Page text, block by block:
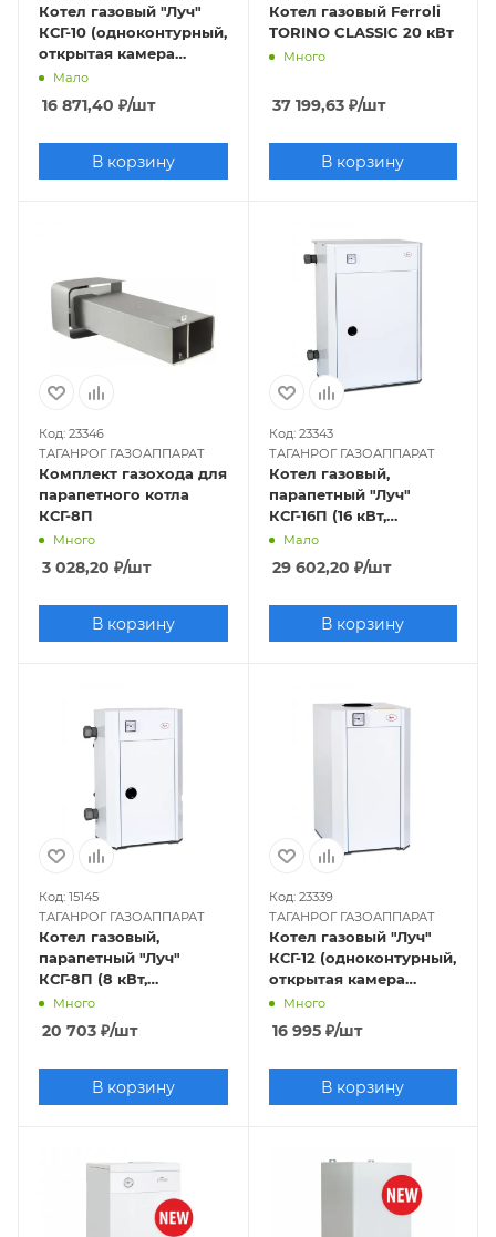
Котел газовый "Луч"
КСГ-10 (одноконтурный,
открытая камера
сгорания)
Мало
16 871,40 ₽/шт
В корзину
Котел газовый Ferroli
TORINO CLASSIC 20 кВт
Много
37 199,63₽/шт
В корзину
Код: 23346
ТАГАНРОГ ГАЗОАППАРАТ
Комплект газохода для
парапетного котла
КСГ-8П
Много
3 028,20 ₽/шт
В корзину
Код: 23343
ТАГАНРОГ ГАЗОАППАРАТ
Котел газовый,
парапетный "Луч"
КСГ-16П (16 кВт,
одноконтурный,
закрытая камера),
труба отдельно
Мало
29 602,20 ₽/шт
В корзину
Код: 15145
ТАГАНРОГ ГАЗОАППАРАТ
Котел газовый,
парапетный "Луч"
КСГ-8П (8 кВт,
одноконтурный,
закрытая камера),
труба отдельно
Много
20 703 ₽/шт
В корзину
Код: 23339
ТАГАНРОГ ГАЗОАППАРАТ
Котел газовый "Луч"
КСГ-12 (одноконтурный,
открытая камера
сгорания)
Много
16 995₽/шт
В корзину